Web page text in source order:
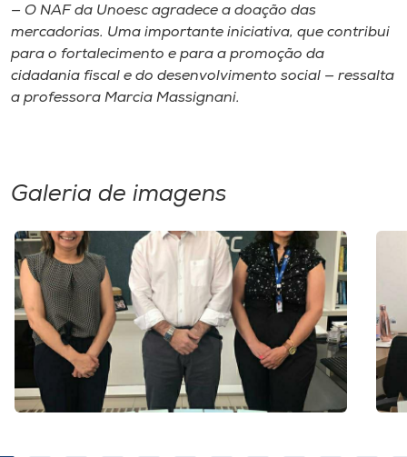
A-
— O NAF da Unoesc agradece a doação das
mercadorias. Uma importante iniciativa, que contribui
para o fortalecimento e para a promoção da
cidadania fiscal e do desenvolvimento social — ressalta
a professora Marcia Massignani.
Galeria de imagens